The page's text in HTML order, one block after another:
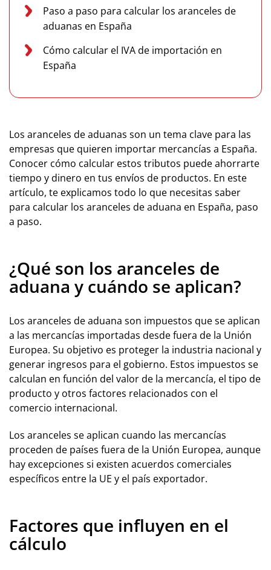
Paso a paso para calcular los aranceles de
aduanas en España
Cómo calcular el IVA de importación en
España
Los aranceles de aduanas son un tema clave para las
empresas que quieren importar mercancías a España.
Conocer cómo calcular estos tributos puede ahorrarte
tiempo y dinero en tus envíos de productos. En este
artículo, te explicamos todo lo que necesitas saber
para calcular los aranceles de aduana en España, paso
a paso.
¿Qué son los aranceles de
aduana y cuándo se aplican?
Los aranceles de aduana son impuestos que se aplican
a las mercancías importadas desde fuera de la Unión
Europea. Su objetivo es proteger la industria nacional y
generar ingresos para el gobierno. Estos impuestos se
calculan en función del valor de la mercancía, el tipo de
producto y otros factores relacionados con el
comercio internacional.
Los aranceles se aplican cuando las mercancías
proceden de países fuera de la Unión Europea, aunque
hay excepciones si existen acuerdos comerciales
específicos entre la UE y el país exportador.
Factores que influyen en el
cálculo